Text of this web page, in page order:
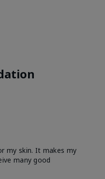
my skin. It makes my
many good